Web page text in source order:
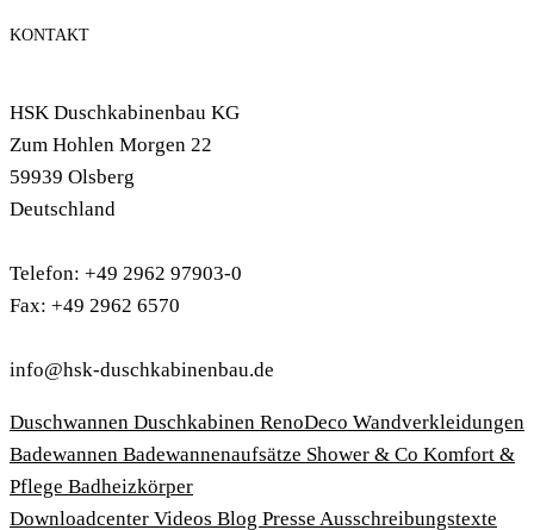
KONTAKT
HSK Duschkabinenbau KG
Zum Hohlen Morgen 22
59939 Olsberg
Deutschland
Telefon: +49 2962 97903-0
Fax: +49 2962 6570
info@hsk-duschkabinenbau.de
Duschwannen Duschkabinen RenoDeco Wandverkleidungen
Badewannen Badewannenaufsätze Shower & Co Komfort &
Pflege Badheizkörper
Download­center Videos Blog Presse Ausschreibungstexte